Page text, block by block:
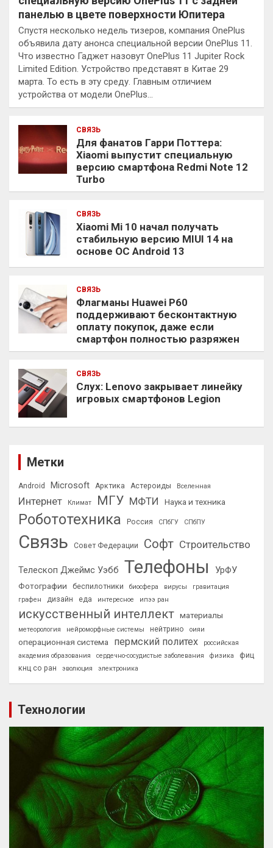
панелью в цвете поверхности Юпитера
Спустя несколько недель тизеров, компания OnePlus
объявила дату анонса специальной версии OnePlus 11.
Что известно Гаджет назовут OnePlus 11 Jupiter Rock
Limited Edition. Устройство представят в Китае 29
марта. То есть в эту среду. Главным отличием
устройства от модели OnePlus…
СВЯЗЬ
Для фанатов Гарри Поттера:
Xiaomi выпустит специальную
версию смартфона Redmi Note 12
Turbo
СВЯЗЬ
Xiaomi Mi 10 начал получать
стабильную версию MIUI 14 на
основе ОС Android 13
СВЯЗЬ
Флагманы Huawei P60
поддерживают бесконтактную
оплату покупок, даже если
смартфон полностью разряжен
СВЯЗЬ
Слух: Lenovo закрывает линейку
игровых смартфонов Legion
Метки
Android Microsoft Арктика Астероиды Вселенная
Интернет Климат МГУ МФТИ Наука и техника
Робототехника Россия СПбГУ СПбПУ
Связь Совет Федерации Софт Строительство
Телескоп Джеймс Уэбб Телефоны УрФУ
Фотографии беспилотники биосфера вирусы
гравитация
графен
дизайн еда интересное ипээ ран
искусственный интеллект материалы
метеорология нейроморфные системы нейтрино оияи
операционная система пермский политех
российская
академия образования
сердечно-сосудистые заболевания физика
фиц
кнц со ран
эволюция электроника
Технологии